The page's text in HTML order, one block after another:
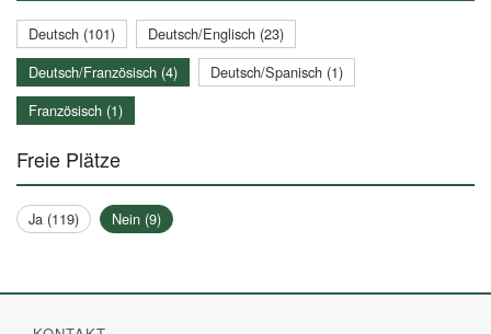
Deutsch (101)
Deutsch/Englisch (23)
Deutsch/Französisch (4)
Deutsch/Spanisch (1)
Französisch (1)
Freie Plätze
Ja (119) Nein (9)